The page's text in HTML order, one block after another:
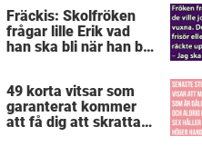
Fräckis: Skolfröken
frågar lille Erik vad
han ska bli när han blir
49 korta vitsar som
garanterat kommer
att få dig att skratta